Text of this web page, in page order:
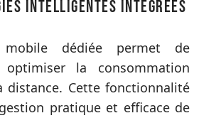
intelligentes intégrées
mobile dédiée permet de
la consommation
distance. Cette fonctionnalité
pratique et efficace de